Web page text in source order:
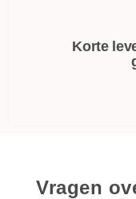
Korte
Vragen